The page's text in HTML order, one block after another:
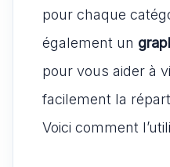
pour chaque
également un
pour vous aider à
facilement la
Voici comment